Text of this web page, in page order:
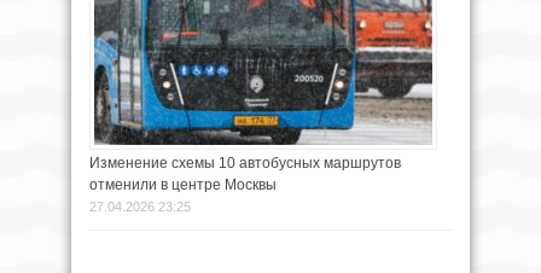
Изменение схемы 10 автобусных маршрутов
отменили в центре Москвы
27.04.2026 23:25